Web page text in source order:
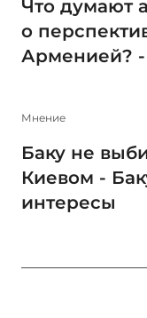
Что думают
о
Арменией?
Мнение
Баку не
Киевом -
интересы